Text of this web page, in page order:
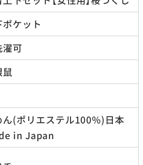
ケット
濯可
鼠
ん(ポリエステル100%)日本
in Japan